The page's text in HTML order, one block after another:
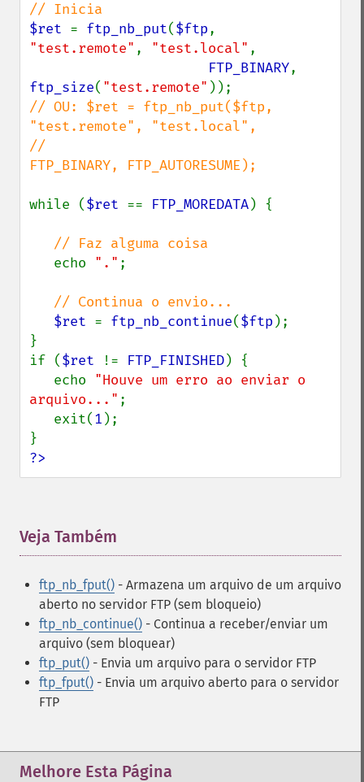
$ret = ftp_nb_put($ftp
"test.remote" , "test.local" ,
FTP_BINARY
ftp_size( "test.remote"
// OU: $ret = ftp_nb_put($ftp,
"test.remote", "test.local",
//
FTP_BINARY, FTP_AUTORESUME);
while ($ret == FTP_MOREDATA) {
// Faz alguma coisa
echo "." ;
// Continua o envio...
$ret = ftp_nb_continue($ftp );
}
if ($ret != FTP_FINISHED) {
   echo
"Houve um erro ao enviar o
arquivo..." ;
   exit(
1 );
?>
Veja Também
ftp_nb_fput() - Armazena um arquivo de um arquivo
aberto no servidor FTP (sem bloqueio)
ftp_nb_continue() - Continua a receber/enviar um
arquivo (sem bloquear)
ftp_put() - Envia um arquivo para o servidor FTP
ftp_fput() - Envia um arquivo aberto para o servidor
FTP
Melhore Esta Página